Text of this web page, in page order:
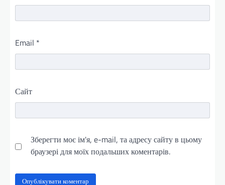
Email *
Сайт
Зберегти моє ім'я, e-mail, та адресу сайту в цьому
браузері для моїх подальших коментарів.